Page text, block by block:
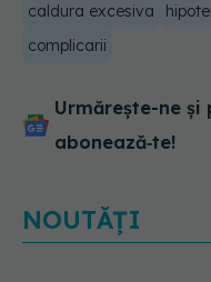
caldura excesiva
complicarii
Urmărește-ne și
abonează‑te!
NOUTĂȚI